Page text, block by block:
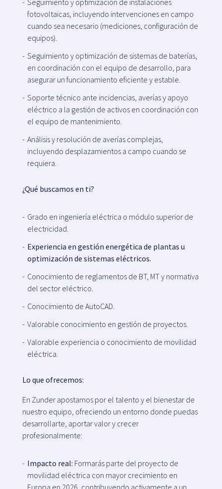
fotovoltaicas, incluyendo intervenciones en campo
cuando sea necesario (mediciones, configuración de
equipos).
Seguimiento y optimización de sistemas de baterías,
en coordinación con el equipo de desarrollo, para
asegurar un funcionamiento eficiente y estable.
Soporte técnico ante incidencias, averías y apoyo
eléctrico a la gestión de activos en coordinación con
el equipo de mantenimiento.
Análisis y resolución de averías complejas,
incluyendo desplazamientos a campo cuando se
requiera.
¿Qué buscamos en ti?
Grado en ingeniería eléctrica o módulo superior de
electricidad.
Experiencia en gestión energética de plantas u
optimización de sistemas eléctricos.
Conocimiento de reglamentos de BT, MT y normativa
del sector eléctrico.
Conocimiento de AutoCAD.
Valorable conocimiento en gestión de proyectos.
Valorable experiencia o conocimiento de movilidad
eléctrica.
Lo que ofrecemos:
En Zunder apostamos por el talento y el bienestar de
nuestro equipo, ofreciendo un entorno donde puedas
desarrollarte, aportar valor y crecer
profesionalmente:
Impacto real: Formarás parte del proyecto de
movilidad eléctrica con mayor crecimiento en
Europa en 2026, contribuyendo activamente a un